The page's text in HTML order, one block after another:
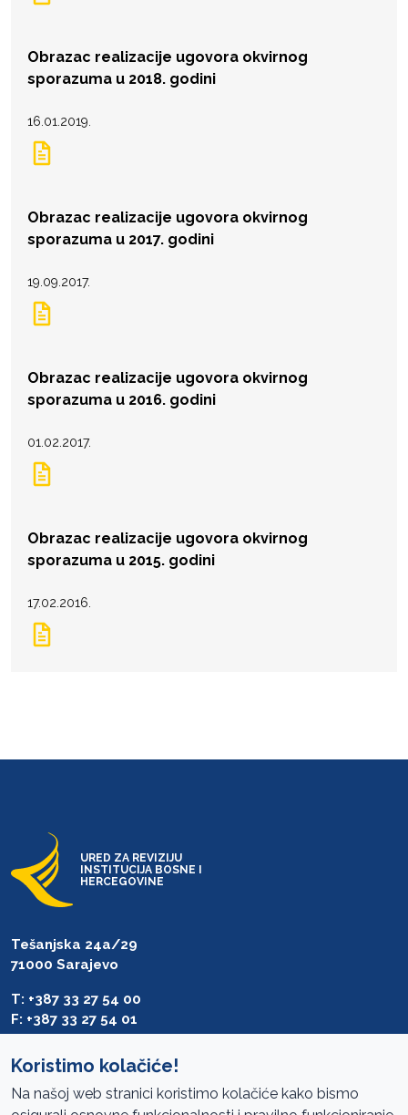
Obrazac realizacije ugovora okvirnog
sporazuma u 2018. godini
16.01.2019.
Obrazac realizacije ugovora okvirnog
sporazuma u 2017. godini
19.09.2017.
Obrazac realizacije ugovora okvirnog
sporazuma u 2016. godini
01.02.2017.
Obrazac realizacije ugovora okvirnog
sporazuma u 2015. godini
17.02.2016.
URED ZA REVIZIJU
INSTITUCIJA BOSNE I
HERCEGOVINE
Tešanjska 24a/29
71000 Sarajevo
T: +387 33 27 54 00
F: +387 33 27 54 01
Koristimo kolačiće!
Na našoj web stranici koristimo kolačiće kako bismo